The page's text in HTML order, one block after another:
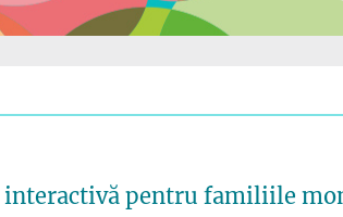
pentru familiile